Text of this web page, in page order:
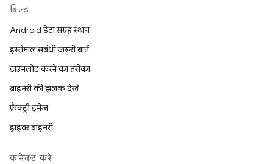
बिल्ड
Android डेटा संग्रह स्थान
इस्तेमाल संबंधी ज़रूरी बातें
डाउनलोड करने का तरीका
बाइनरी की झलक देखें
फ़ैक्ट्री इमेज
ड्राइवर बाइनरी
कनेक्ट करें